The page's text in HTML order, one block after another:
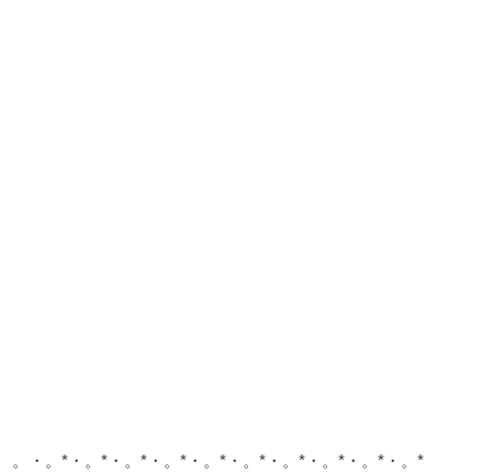
。・。*・。*・。*・。*・。*・。*・。*・。*・。*・。*